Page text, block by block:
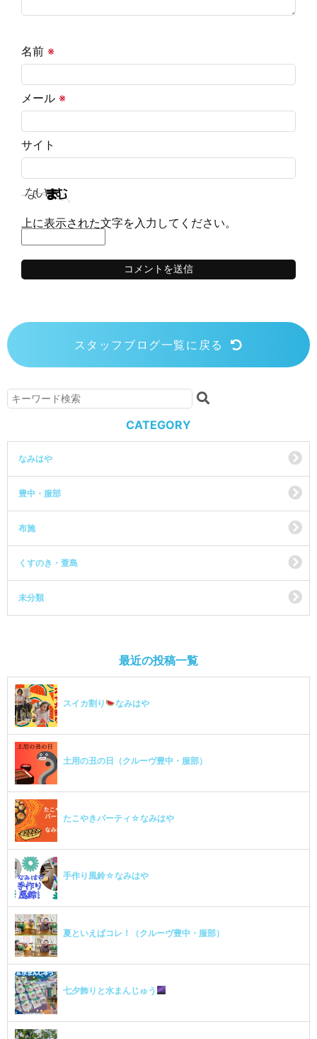
名前 ※
メール ※
サイト
上に表示された文字を入力してください。
スタッフブログ一覧に戻る
CATEGORY
なみはや
豊中・服部
布施
くすのき・萱島
未分類
最近の投稿一覧
スイカ割り なみはや
土用の丑の日（クルーヴ豊中・服部）
たこやきパーティ☆なみはや
手作り風鈴☆なみはや
夏といえばコレ！（クルーヴ豊中・服部）
七夕飾りと水まんじゅう